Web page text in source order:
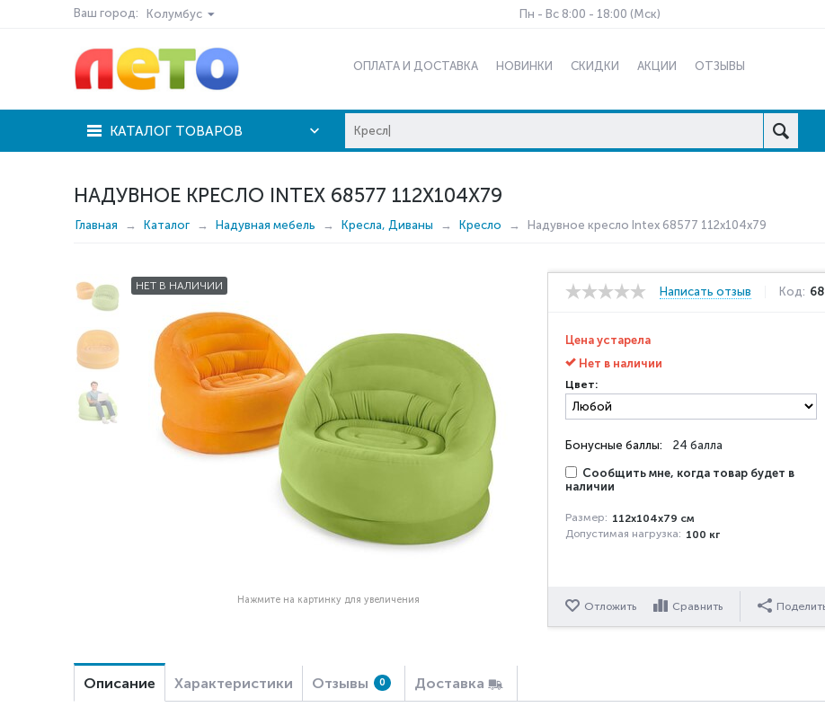
Ваш город: Колумбус Пн - Вс 8:00 - 18:00 (Мск)
ОПЛАТА И ДОСТАВКА НОВИНКИ СКИДКИ АКЦИИ ОТЗЫВЫ
КАТАЛОГ ТОВАРОВ
НАДУВНОЕ КРЕСЛО INTEX 68577 112X104X79
Главная Каталог Надувная мебель Кресла, Диваны Кресло Надувное кресло Intex 68577 112x104x79
НЕТ В НАЛИЧИИ
Нажмите на картинку для увеличения
Написать отзыв Код:
Цена устарела
Нет в наличии
Цвет:
Бонусные баллы: 24 балла
Сообщить мне, когда товар будет в
наличии
Размер: 112x104x79 см
Допустимая нагрузка: 100 кг
Отложить Сравнить
Описание Характеристики Отзывы 0 Доставка